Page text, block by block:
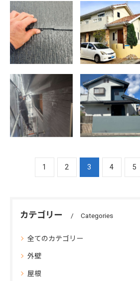
佐賀市 北川副
町 I様邸 下
地処理
佐賀市 外壁塗
装 色決め
佐賀市北川副
町 I様邸 高
圧洗浄
佐賀市本庄町
Ｔ様邸 外壁塗
装工事
1 2 3 4 5
カテゴリー Categories
全てのカテゴリー
外壁
屋根